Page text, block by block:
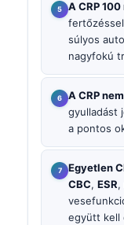
A CRP
súlyos
nagyfokú
A CRP
gyulladást
a pontos
Egyetlen
CBC, ESR,
együtt kell